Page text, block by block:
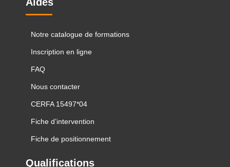
Notre catalogue de formations
Inscription en ligne
FAQ
Nous contacter
CERFA 15497*04
Fiche d’intervention
Fiche de positionnement
Qualifications